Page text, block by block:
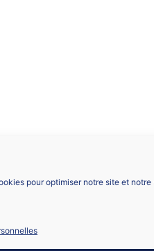
pour optimiser notre site et notre